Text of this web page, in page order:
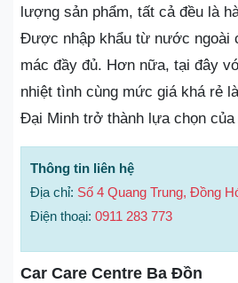
lượng sản phẩm, tất cả đều là
Được nhập khẩu từ nước ngoài
mác đầy đủ. Hơn nữa, tại đây
nhiệt tình cùng mức giá khá rẻ
Đại Minh trở thành lựa chọn
Thông tin liên hệ
Địa chỉ: Số 4 Quang Trung, Đồng
Điện thoại: 0911 283 773
Car Care Centre Ba Đồn